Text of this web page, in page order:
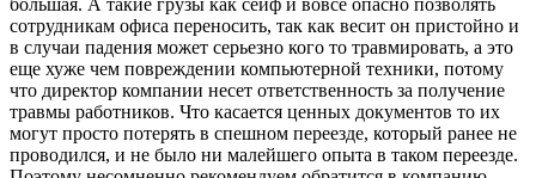
большая. А такие грузы как сейф и вовсе опасно позволять
сотрудникам офиса переносить, так как весит он пристойно и
в случаи падения может серьезно кого то травмировать, а это
еще хуже чем повреждении компьютерной техники, потому
что директор компании несет ответственность за получение
травмы работников. Что касается ценных документов то их
могут просто потерять в спешном переезде, который ранее не
проводился, и не было ни малейшего опыта в таком переезде.